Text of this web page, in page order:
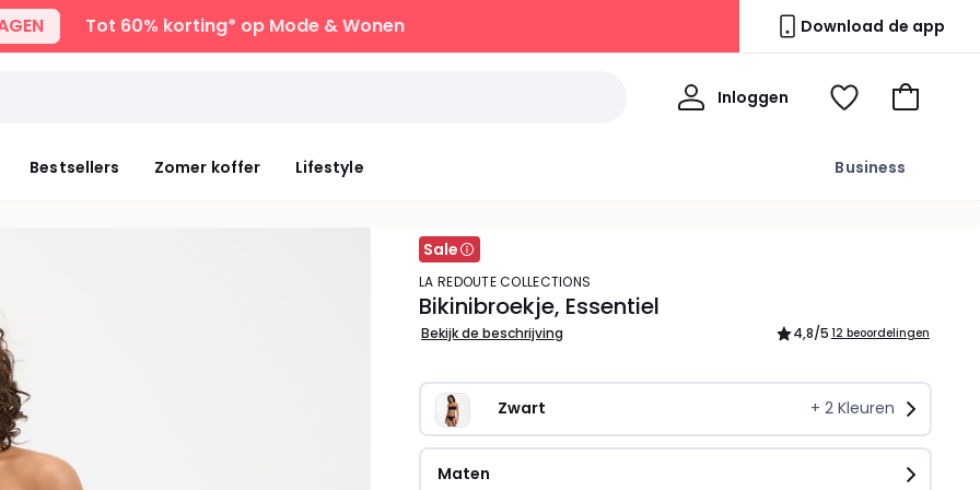
Tot 60% korting* op Mode & Wonen Download de app
Bestsellers Zomer koffer Lifestyle Business
Inloggen
Mijn
Kijk
Naar
Sale
LA REDOUTE COLLECTIONS
Bikinibroekje, Essentiel
Bekijk de beschrijving 4,8/5 12 beoordelingen
Zwart + 2Kleuren
Maten